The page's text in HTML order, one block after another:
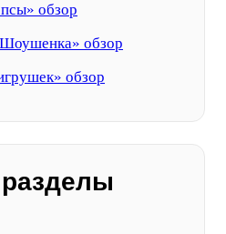
обзор
обзор
обзор